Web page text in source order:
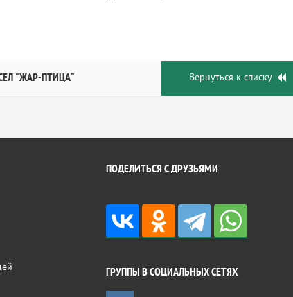
"ЖАР-ПТИЦА" Вернуться к списку
ПОДЕЛИТЬСЯ С ДРУЗЬЯМИ
ГРУППЫ В СОЦИАЛЬНЫХ СЕТЯХ